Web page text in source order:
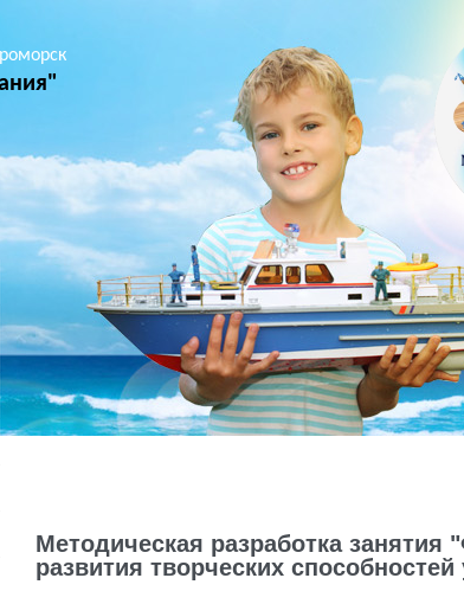
Методическая разработка занятия
развития творческих